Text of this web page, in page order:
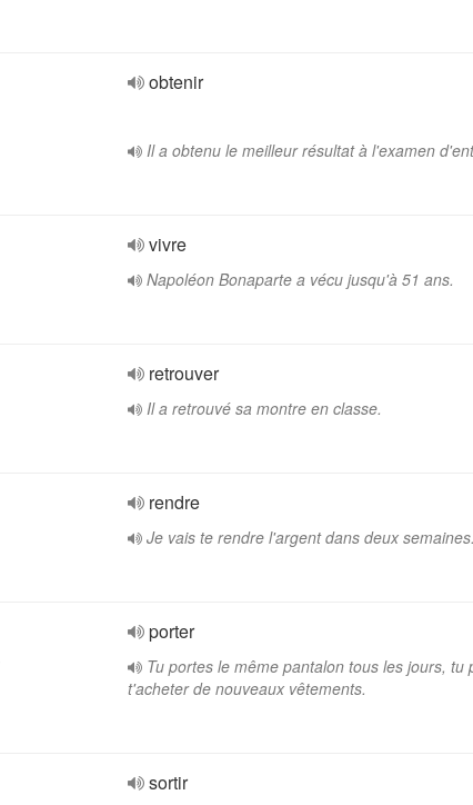
obtenir
Il a obtenu le meilleur résultat à l'examen
vivre
Napoléon Bonaparte a vécu jusqu'à 51 ans.
retrouver
Il a retrouvé sa montre en classe.
rendre
Je vais te rendre l'argent dans deux semaines.
porter
Tu portes le même pantalon tous les jours, tu
t'acheter de nouveaux vêtements.
sortir